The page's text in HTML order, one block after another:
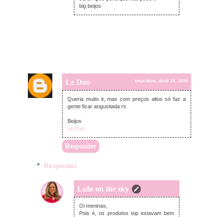
big beijos
Le Duo terça-feira, abril 19, 2016
Queria muito ir, mas com preços altos só faz a
gente ficar angustiada rs
Beijos
Le Duo
Responder
Respostas
Lulu on the sky
terça-feira, abril 19, 2016
Oi meninas,
Pois é, os produtos top estavam bem